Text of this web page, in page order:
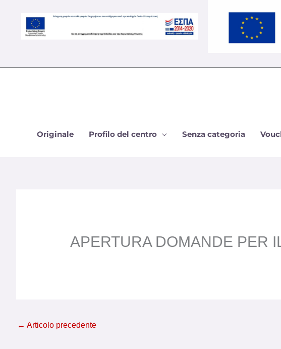
contenuto
Originale Profilo del centro Senza categoria
APERTURA DOMANDE PER
← Articolo precedente